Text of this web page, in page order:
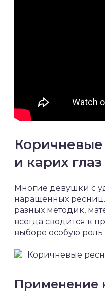
и карих глаз
Многие девушки с
наращённых
разных методик,
всегда сводится к
выборе особую роль
Коричневые
Применение